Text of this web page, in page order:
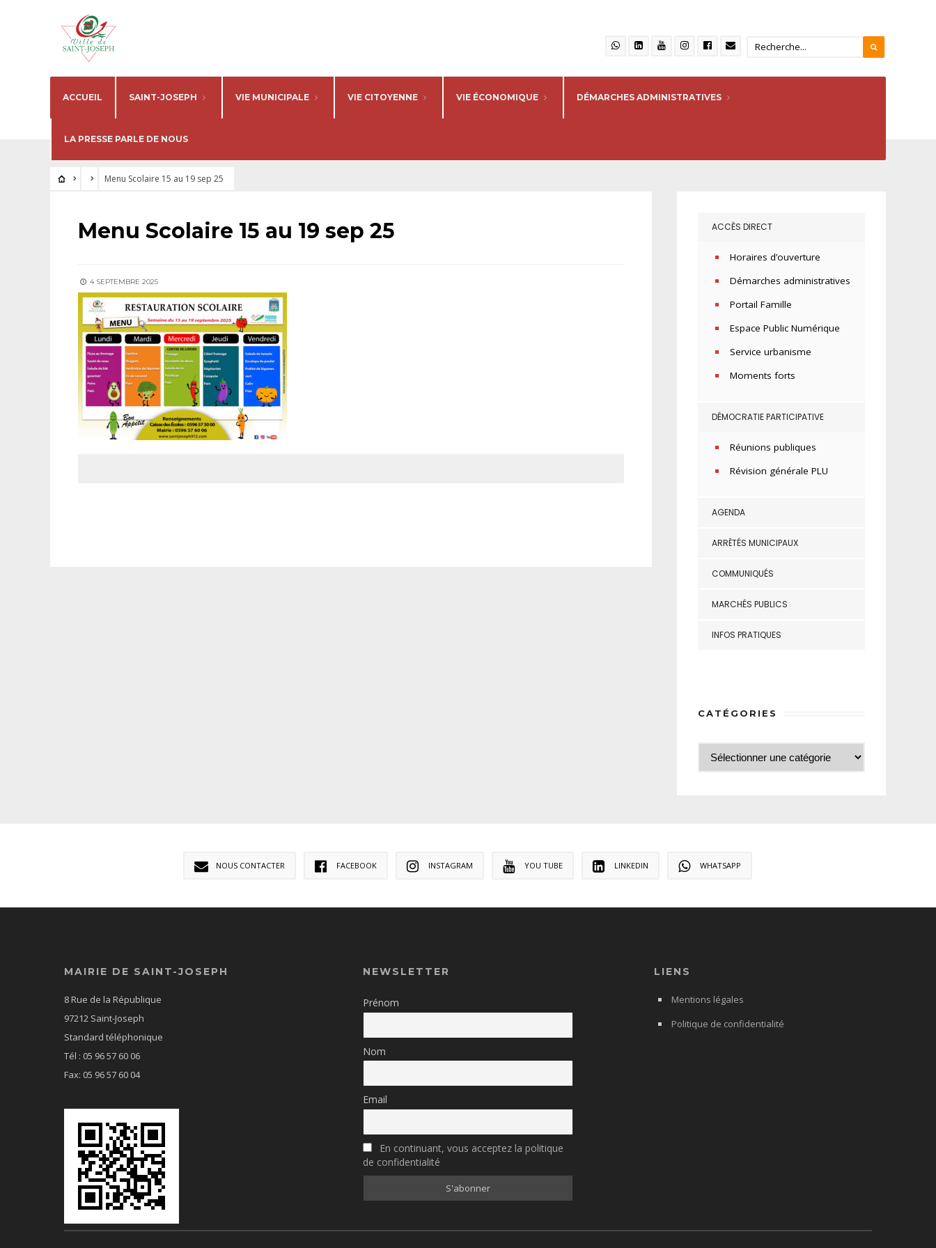
ACCUEIL SAINT-JOSEPH VIE MUNICIPALE VIE CITOYENNE VIE ÉCONOMIQUE DÉMARCHES ADMINISTRATIVES
LA PRESSE PARLE DE NOUS
Menu Scolaire 15 au 19 sep 25
Menu Scolaire 15 au 19 sep 25
4 SEPTEMBRE 2025
ACCÈS DIRECT
Horaires d’ouverture
Démarches administratives
Portail Famille
Espace Public Numérique
Service urbanisme
Moments forts
DÉMOCRATIE PARTICIPATIVE
Réunions publiques
Révision générale PLU
AGENDA
ARRÊTÉS MUNICIPAUX
COMMUNIQUÉS
MARCHÉS PUBLICS
INFOS PRATIQUES
CATÉGORIES
NOUS CONTACTER FACEBOOK INSTAGRAM YOU TUBE LINKEDIN WHATSAPP
MAIRIE DE SAINT-JOSEPH
8 Rue de la République
97212 Saint-Joseph
Standard téléphonique
Tél : 05 96 57 60 06
Fax: 05 96 57 60 04
NEWSLETTER
Prénom
Nom
Email
En continuant, vous acceptez la politique
de confidentialité
LIENS
Mentions légales
Politique de confidentialité